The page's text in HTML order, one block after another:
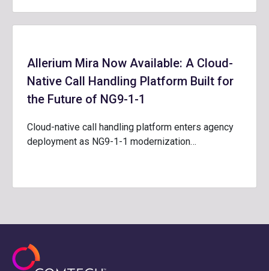
Allerium Mira Now Available: A Cloud-
Native Call Handling Platform Built for
the Future of NG9-1-1
Cloud-native call handling platform enters agency
deployment as NG9-1-1 modernization…